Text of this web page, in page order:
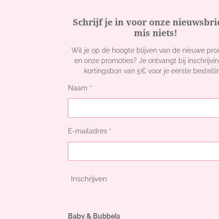
Schrijf je in voor onze
mis niets!
Wil je op de hoogte blijven van de nieuwe
en onze promoties? Je ontvangt bij
kortingsbon van 5€ voor je eerste
Naam *
E-mailadres *
Inschrijven
Baby & Bubbels